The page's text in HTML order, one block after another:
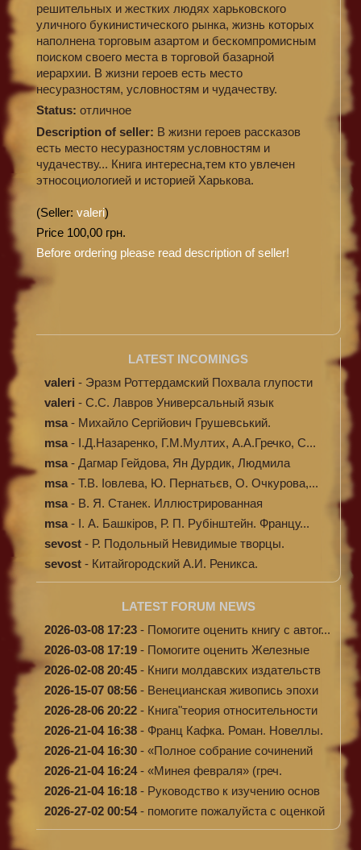
решительных и жестких людях харьковского
уличного букинистического рынка, жизнь которых
наполнена торговым азартом и бескомпромисным
поиском своего места в торговой базарной
иерархии. В жизни героев есть место
несуразностям, условностям и чудачеству.
Status: отличное
Description of seller: В жизни героев рассказов
есть место несуразностям условностям и
чудачеству... Книга интересна,тем кто увлечен
этносоциологией и историей Харькова.
(Seller: valeri)
Price 100,00 грн.
Before ordering please read description of seller!
LATEST INCOMINGS
valeri - Эразм Роттердамский Похвала глупости
valeri - C.С. Лавров Универсальный язык
программи...
msa - Михайло Сергійович Грушевський.
Ілюстров...
msa - І.Д.Назаренко, Г.М.Мултих, А.А.Гречко, С...
msa - Дагмар Гейдова, Ян Дурдик, Людмила
Кибал...
msa - Т.В. Іовлева, Ю. Пернатьєв, О. Очкурова,...
msa - В. Я. Станек. Иллюстрированная
энциклопе...
msa - І. А. Башкіров, Р. П. Рубінштейн. Францу...
sevost - Р. Подольный Невидимые творцы.
sevost - Китайгородский А.И. Реникса.
LATEST FORUM NEWS
2026-03-08 17:23 - Помогите оценить книгу с автог...
2026-03-08 17:19 - Помогите оценить Железные
доро...
2026-02-08 20:45 - Книги молдавских издательств
2026-15-07 08:56 - Венецианская живопись эпохи
Во...
2026-28-06 20:22 - Книга"теория относительности
и...
2026-21-04 16:38 - Франц Кафка. Роман. Новеллы.
П...
2026-21-04 16:30 - «Полное собрание сочинений
А.Н...
2026-21-04 16:24- «Минея февраля» (греч.
Μηναίον...
2026-21-04 16:18 - Руководство к изучению основ
к...
2026-27-02 00:54- помогите пожалуйста с оценкой
...